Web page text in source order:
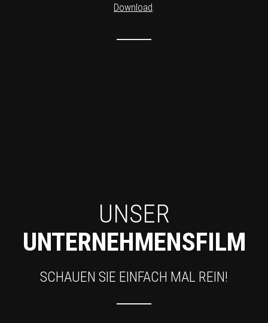
Download
UNSER
UNTERNEHMENSFILM
SCHAUEN SIE EINFACH MAL REIN!